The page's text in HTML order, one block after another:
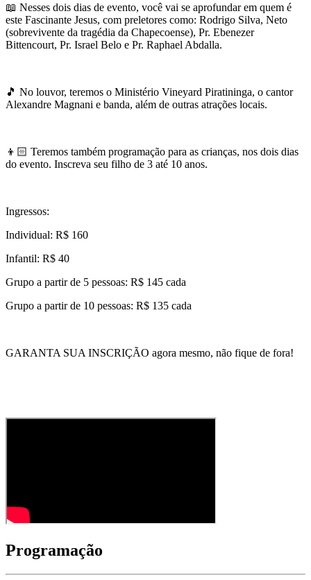
📖 Nesses dois dias de evento, você vai se aprofundar em quem é
este Fascinante Jesus, com preletores como: Rodrigo Silva, Neto
(sobrevivente da tragédia da Chapecoense), Pr. Ebenezer
Bittencourt, Pr. Israel Belo e Pr. Raphael Abdalla.
🎵 No louvor, teremos o Ministério Vineyard Piratininga, o cantor
Alexandre Magnani e banda, além de outras atrações locais.
👦🏻 Teremos também programação para as crianças, nos dois dias
do evento. Inscreva seu filho de 3 até 10 anos.
Ingressos:
Individual: R$ 160
Infantil: R$ 40
Grupo a partir de 5 pessoas: R$ 145 cada
Grupo a partir de 10 pessoas: R$ 135 cada
GARANTA SUA INSCRIÇÃO agora mesmo, não fique de fora!
Programação